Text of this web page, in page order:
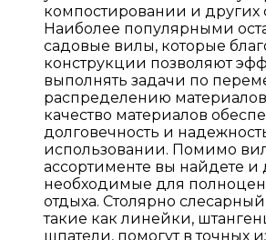
компостировании и других
Наиболее популярными
садовые вилы, которые
конструкции позволяют
выполнять задачи по
распределению
качество материалов
долговечность и
использовании. Помимо
ассортименте вы найдете и
необходимые для
отдыха. Столярно
такие как линейки,
шпатели, помогут в точных